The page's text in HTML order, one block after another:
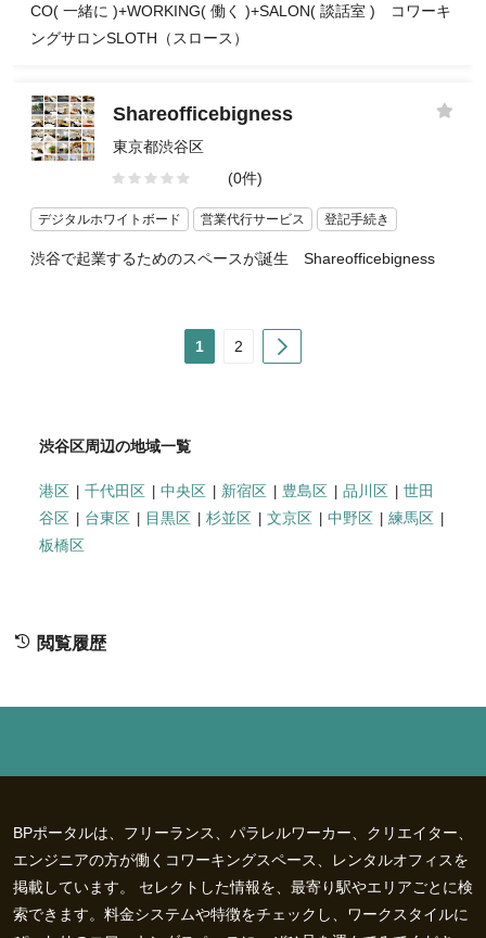
CO( 一緒に )+WORKING( 働く )+SALON( 談話室 ) コワーキ
ングサロンSLOTH（スロース）
Shareofficebigness
東京都渋谷区
(0件)
デジタルホワイトボード 営業代行サービス 登記手続き
渋谷で起業するためのスペースが誕生 Shareofficebigness
1 2
渋谷区周辺の地域一覧
港区 千代田区 中央区 新宿区 豊島区 品川区
世田
谷区
台東区 目黒区 杉並区 文京区 中野区
練馬区
板橋区
閲覧履歴
BPポータルは、フリーランス、パラレルワーカー、クリエイター、
エンジニアの方が働くコワーキングスペース、レンタルオフィスを
掲載しています。 セレクトした情報を、最寄り駅やエリアごとに検
索できます。料金システムや特徴をチェックし、ワークスタイルに